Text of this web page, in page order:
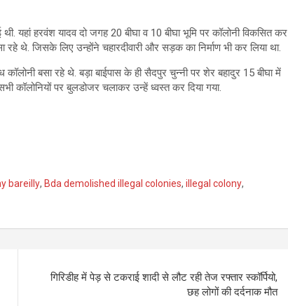
यहां हरवंश यादव दो जगह 20 बीघा व 10 बीघा भूमि पर कॉलोनी विकसित कर
रहे थे. जिसके लिए उन्‍होंने चहारदीवारी और सड़क का निर्माण भी कर लिया था.
बसा रहे थे. बड़ा बाईपास के ही सैदपुर चुन्नी पर शेर बहादुर 15 बीघा में
कॉलोनियों पर बुलडोजर चलाकर उन्‍हें ध्वस्त कर दिया गया.
bareilly, Bda demolished illegal colonies, illegal colony,
गिरिडीह में पेड़ से टकराई शादी से लौट रही तेज रफ्तार स्कॉर्पियो,
छह लोगों की दर्दनाक मौत